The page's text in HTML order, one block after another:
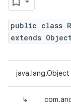
public class
extends
java.lang.Object
↳